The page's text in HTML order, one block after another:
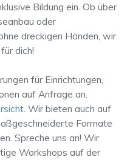
Bildung ein. Ob über
oder
dreckigen Händen, wir
dich!
für Einrichtungen,
auf Anfrage an.
. Wir bieten auch auf
Formate
Spreche uns an! Wir
Workshops auf der